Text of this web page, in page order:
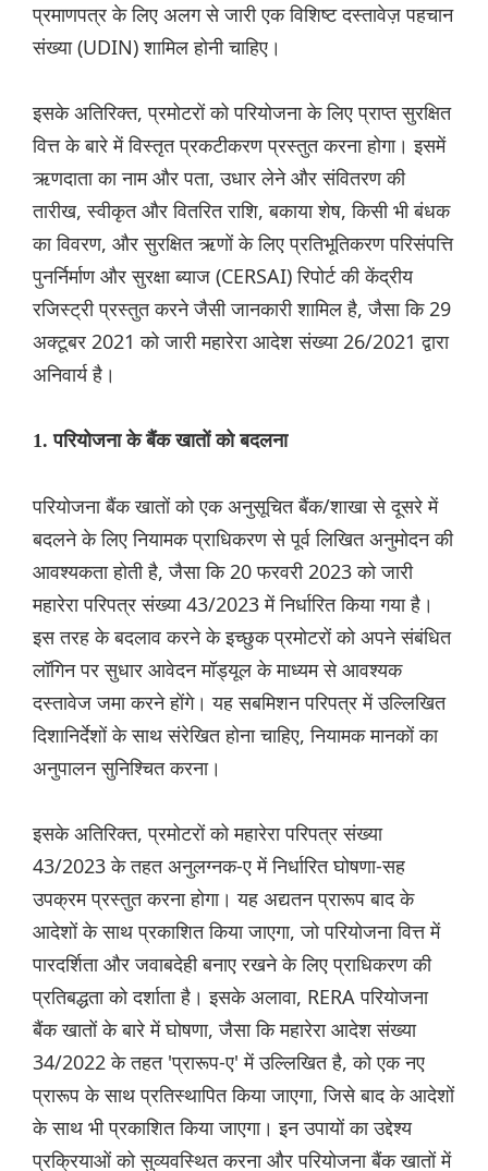
प्रमाणपत्र के लिए अलग से जारी एक विशिष्ट दस्तावेज़ पहचान
संख्या (UDIN) शामिल होनी चाहिए।
इसके अतिरिक्त, प्रमोटरों को परियोजना के लिए प्राप्त सुरक्षित
वित्त के बारे में विस्तृत प्रकटीकरण प्रस्तुत करना होगा। इसमें
ऋणदाता का नाम और पता, उधार लेने और संवितरण की
तारीख, स्वीकृत और वितरित राशि, बकाया शेष, किसी भी बंधक
का विवरण, और सुरक्षित ऋणों के लिए प्रतिभूतिकरण परिसंपत्ति
पुनर्निर्माण और सुरक्षा ब्याज (CERSAI) रिपोर्ट की केंद्रीय
रजिस्ट्री प्रस्तुत करने जैसी जानकारी शामिल है, जैसा कि 29
अक्टूबर 2021 को जारी महारेरा आदेश संख्या 26/2021 द्वारा
अनिवार्य है।
1. परियोजना के बैंक खातों को बदलना
परियोजना बैंक खातों को एक अनुसूचित बैंक/शाखा से दूसरे में
बदलने के लिए नियामक प्राधिकरण से पूर्व लिखित अनुमोदन की
आवश्यकता होती है, जैसा कि 20 फरवरी 2023 को जारी
महारेरा परिपत्र संख्या 43/2023 में निर्धारित किया गया है।
इस तरह के बदलाव करने के इच्छुक प्रमोटरों को अपने संबंधित
लॉगिन पर सुधार आवेदन मॉड्यूल के माध्यम से आवश्यक
दस्तावेज जमा करने होंगे। यह सबमिशन परिपत्र में उल्लिखित
दिशानिर्देशों के साथ संरेखित होना चाहिए, नियामक मानकों का
अनुपालन सुनिश्चित करना।
इसके अतिरिक्त, प्रमोटरों को महारेरा परिपत्र संख्या
43/2023 के तहत अनुलग्नक-ए में निर्धारित घोषणा-सह
उपक्रम प्रस्तुत करना होगा। यह अद्यतन प्रारूप बाद के
आदेशों के साथ प्रकाशित किया जाएगा, जो परियोजना वित्त में
पारदर्शिता और जवाबदेही बनाए रखने के लिए प्राधिकरण की
प्रतिबद्धता को दर्शाता है। इसके अलावा, RERA परियोजना
बैंक खातों के बारे में घोषणा, जैसा कि महारेरा आदेश संख्या
34/2022 के तहत 'प्रारूप-ए' में उल्लिखित है, को एक नए
प्रारूप के साथ प्रतिस्थापित किया जाएगा, जिसे बाद के आदेशों
के साथ भी प्रकाशित किया जाएगा। इन उपायों का उद्देश्य
प्रक्रियाओं को सुव्यवस्थित करना और परियोजना बैंक खातों में